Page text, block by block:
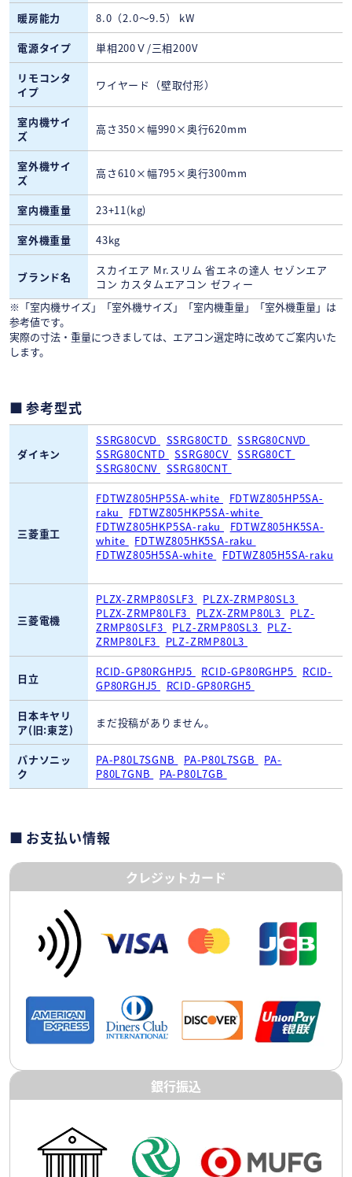
暖房能力
8.0（2.0～9.5） kW
電源タイプ
単相200Ｖ/三相200V
リモコンタ
イプ
ワイヤード（壁取付形）
室内機サイ
ズ
高さ350×幅990×奥行620mm
室外機サイ
ズ
高さ610×幅795×奥行300mm
室内機重量
23+11(kg)
室外機重量
43kg
ブランド名
スカイエア Mr.スリム 省エネの達人 セゾンエア
コン カスタムエアコン ゼフィー
※「室内機サイズ」「室外機サイズ」「室内機重量」「室外機重量」は
参考値です。
実際の寸法・重量につきましては、エアコン選定時に改めてご案内いた
します。
参考型式
ダイキン
SSRG80CVD SSRG80CTD
SSRG80CNVD
SSRG80CNTD
SSRG80CV SSRG80CT
SSRG80CNV
SSRG80CNT
三菱重工
FDTWZ805HP5SA-white
FDTWZ805HP5SA-
raku
FDTWZ805HKP5SA-white
FDTWZ805HKP5SA-raku
FDTWZ805HK5SA-
white
FDTWZ805HK5SA-raku
FDTWZ805H5SA-white
FDTWZ805H5SA-raku
三菱電機
PLZX-ZRMP80SLF3
PLZX-ZRMP80SL3
PLZX-ZRMP80LF3
PLZX-ZRMP80L3
PLZ-
ZRMP80SLF3
PLZ-ZRMP80SL3
PLZ-
ZRMP80LF3
PLZ-ZRMP80L3
日立 RCID-GP80RGHPJ5 RCID-GP80RGHP5
RCID-
GP80RGHJ5
RCID-GP80RGH5
日本キヤリ
ア(旧:東芝)
まだ投稿がありません。
パナソニッ
ク
PA-P80L7SGNB PA-P80L7SGB
PA-
P80L7GNB
PA-P80L7GB
お支払い情報
クレジットカード
銀行振込